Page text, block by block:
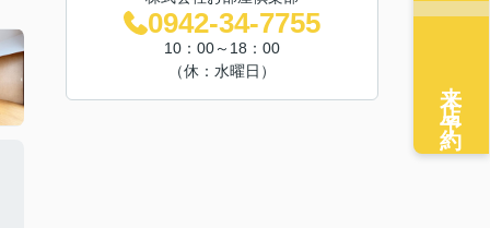
0942-34-7755
10：00～18：00
（休：水曜日）
来店予約